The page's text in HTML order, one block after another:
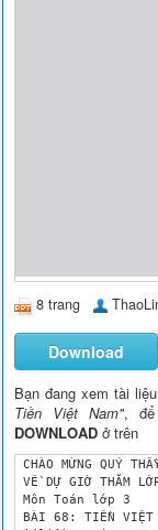
8 trang
Download
Bạn đang xem tài liệu
Tiền Việt Nam",
DOWNLOAD ở trên
CHÀO MỪNG QUÝ
VỀ DỰ GIỜ THĂM
Môn Toán lớp 3
BÀI 68: TIỀN VIỆT